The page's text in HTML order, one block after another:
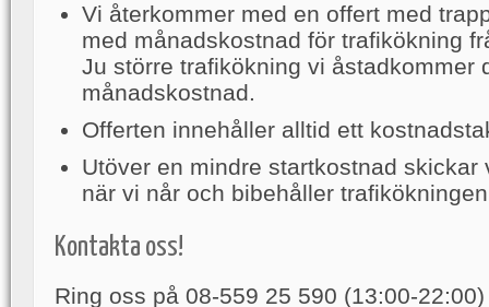
Vi återkommer med en offert med
med månadskostnad för trafikökning
Ju större trafikökning vi åstadkommer
månadskostnad.
Offerten innehåller alltid ett
Utöver en mindre startkostnad skickar
när vi når och bibehåller
Kontakta oss!
Ring oss på 08-559 25 590 (13:00-